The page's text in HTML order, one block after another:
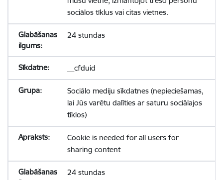
sociālos tīklus vai citas vietnes.
24 stundas
__cfduid
Sociālo mediju sīkdatnes (nepieciešamas,
lai Jūs varētu dalīties ar saturu sociālajos
tīklos)
Cookie is needed for all users for
sharing content
24 stundas